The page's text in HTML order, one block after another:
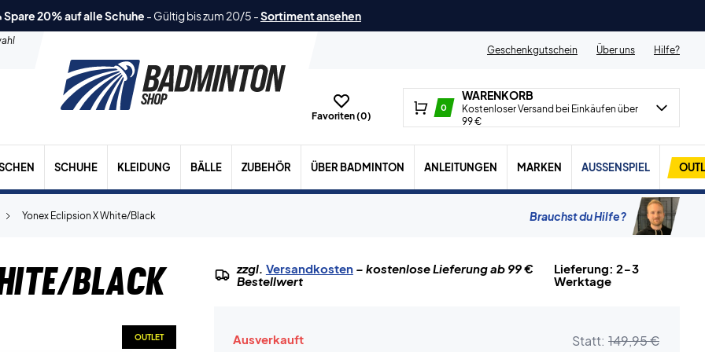
Spare 20% auf alle Schuhe - Gültig bis zum 20/5 -Sortiment ansehen
Geschenkgutschein
Über uns Hilfe?
Favoriten (0)
0
WARENKORB
Kostenloser Versand bei Einkäufen über
99 €
SCHUHE KLEIDUNG BÄLLE ZUBEHÖR ÜBER BADMINTON ANLEITUNGEN MARKEN AUSSENSPIEL
Yonex Eclipsion X White/Black Brauchst du Hilfe?
Black
OUTLET
zzgl. Versandkosten– kostenlose Lieferung ab 99 €
Bestellwert
Lieferung: 2-3
Werktage
Ausverkauft Statt: 149,95 €